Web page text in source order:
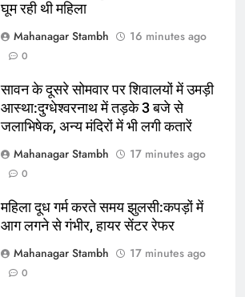
घूम रही थी महिला
Mahanagar Stambh
16 minutes ago
0
सावन के दूसरे सोमवार पर शिवालयों में उमड़ी
आस्था:दुग्धेश्वरनाथ में तड़के 3 बजे से
जलाभिषेक, अन्य मंदिरों में भी लगी कतारें
Mahanagar Stambh
17 minutes ago
0
महिला दूध गर्म करते समय झुलसी:कपड़ों में
आग लगने से गंभीर, हायर सेंटर रेफर
Mahanagar Stambh
17 minutes ago
0
Ranchi में Vidhan Sabha march से
पहले निषेधाज्ञा लागू, सुरक्षा व्यवस्था सख्त
पुलिस लाइन के सामने महिला के गले से
चैन लूटी:बाइक से फरार हुए बदमाश, खाना
खाकर घूम रही थी महिला
उत्तर
चले 28 वाहनों पर FIR, तोड़ा था Toll